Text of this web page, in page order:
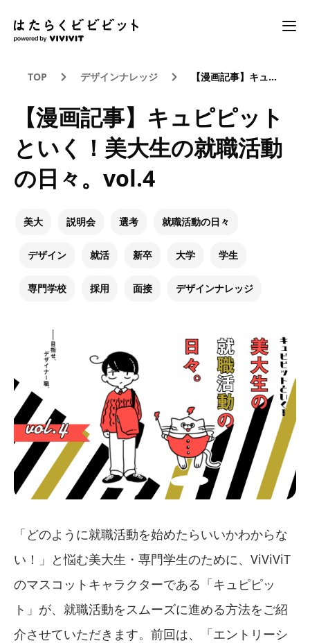
TOP デザインナレッジ 【漫画記事】キュピピットといく！美大生の就職活動の日々。vol.4
【漫画記事】キュピピット
といく！美大生の就職活動
の日々。vol.4
美大 説明会 選考 就職活動の日々
デザイン 就活 新卒 大学 学生
専門学校 採用 面接 デザインナレッジ
「どのように就職活動を始めたらいいかわからな
い！」と悩む美大生・専門学生のために、ViViViT
のマスコットキャラクターである「キュピピッ
ト」が、就職活動をスムーズに進める方法をご紹
介させていただきます。前回は、「エントリーシ